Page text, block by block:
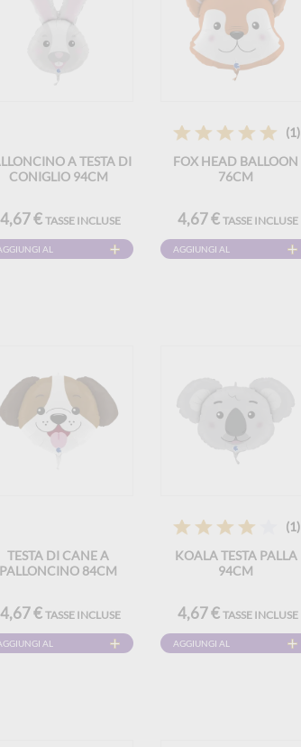
A TESTA DI
CONIGLIO 94CM
4,67 €TASSE INCLUSE
AL
(1)
FOX HEAD BALLOON
76CM
4,67 €TASSE INCLUSE
AGGIUNGI AL
TESTA DI CANE A
PALLONCINO 84CM
4,67 €TASSE INCLUSE
AL
(1)
KOALA TESTA PALLA
94CM
4,67 €TASSE INCLUSE
AGGIUNGI AL